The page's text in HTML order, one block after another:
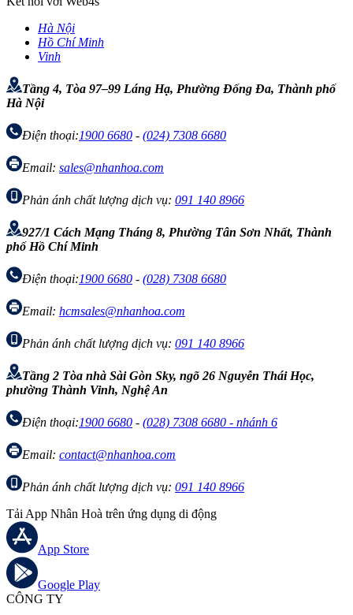
Hà Nội
Hồ Chí Minh
Vinh
Tầng 4, Tòa 97–99 Láng Hạ, Phường Đống Đa, Thành phố
Hà Nội
Điện thoại:1900 6680 - (024) 7308 6680
Email: sales@nhanhoa.com
Phản ánh chất lượng dịch vụ: 091 140 8966
927/1 Cách Mạng Tháng 8, Phường Tân Sơn Nhất, Thành
phố Hồ Chí Minh
Điện thoại:1900 6680 - (028) 7308 6680
Email: hcmsales@nhanhoa.com
Phản ánh chất lượng dịch vụ: 091 140 8966
Tầng 2 Tòa nhà Sài Gòn Sky, ngõ 26 Nguyễn Thái Học,
phường Thành Vinh, Nghệ An
Điện thoại:1900 6680 - (028) 7308 6680 - nhánh 6
Email: contact@nhanhoa.com
Phản ánh chất lượng dịch vụ: 091 140 8966
Tải App Nhân Hoà trên ứng dụng di động
App Store
Google Play
CÔNG TY